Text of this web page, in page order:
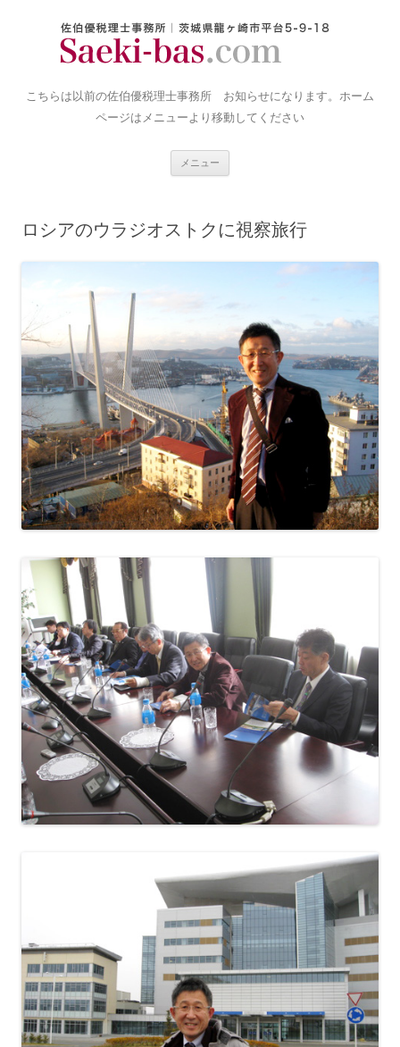
キ
ッ
知らせ置き場
こちらは以前の佐伯優税理士事務所 お知らせになります。ホーム
ページはメニューより移動してください
メニュー
ロシアのウラジオストクに視察旅行